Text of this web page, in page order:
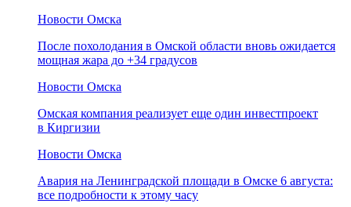
Новости Омска
После похолодания в Омской области вновь ожидается
мощная жара до +34 градусов
Новости Омска
Омская компания реализует еще один инвестпроект
в Киргизии
Новости Омска
Авария на Ленинградской площади в Омске 6 августа:
все подробности к этому часу